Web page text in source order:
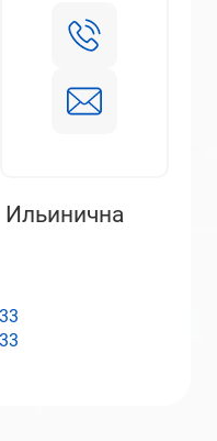
Ильинична